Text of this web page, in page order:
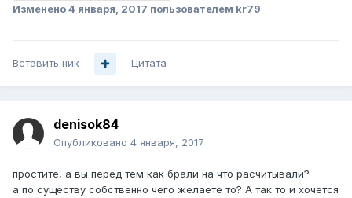
Изменено4 января, 2017 пользователем kr79
Вставить ник Цитата
denisok84
Опубликовано 4 января, 2017
простите, а вы перед тем как брали на что расчитывали?
а по существу собственно чего желаете то? А так то и хочется